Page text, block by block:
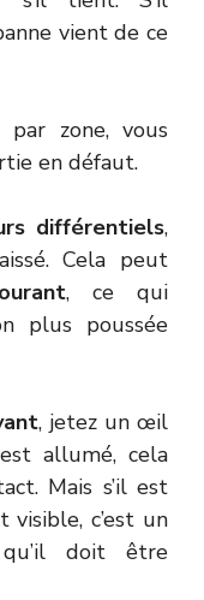
vient de ce
par zone, vous
en défaut.
différentiels,
Cela peut
, ce qui
plus poussée
, jetez un œil
allumé, cela
Mais s’il est
visible, c’est un
doit être